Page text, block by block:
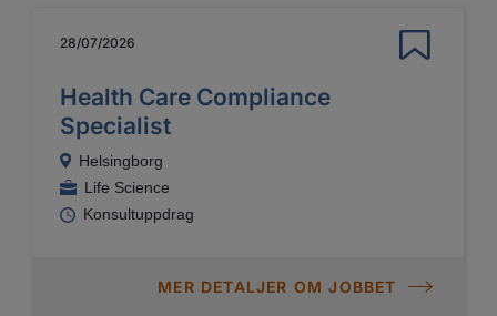
28/07/2026
Health Care Compliance
Specialist
Helsingborg
Life Science
Konsultuppdrag
MER DETALJER OM JOBBET